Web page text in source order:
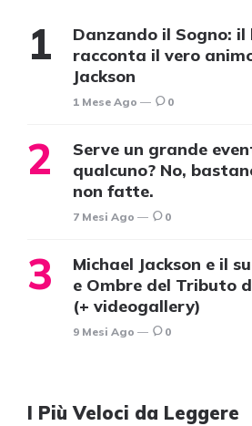
Danzando il Sogno: il
racconta il vero
Jackson
1 Mese Ago 0
Serve un grande
qualcuno? No,
non fatte.
7 Mesi Ago 0
Michael Jackson e il
e Ombre del Tributo
(+ videogallery)
9 Mesi Ago 0
I Più Veloci da Leggere